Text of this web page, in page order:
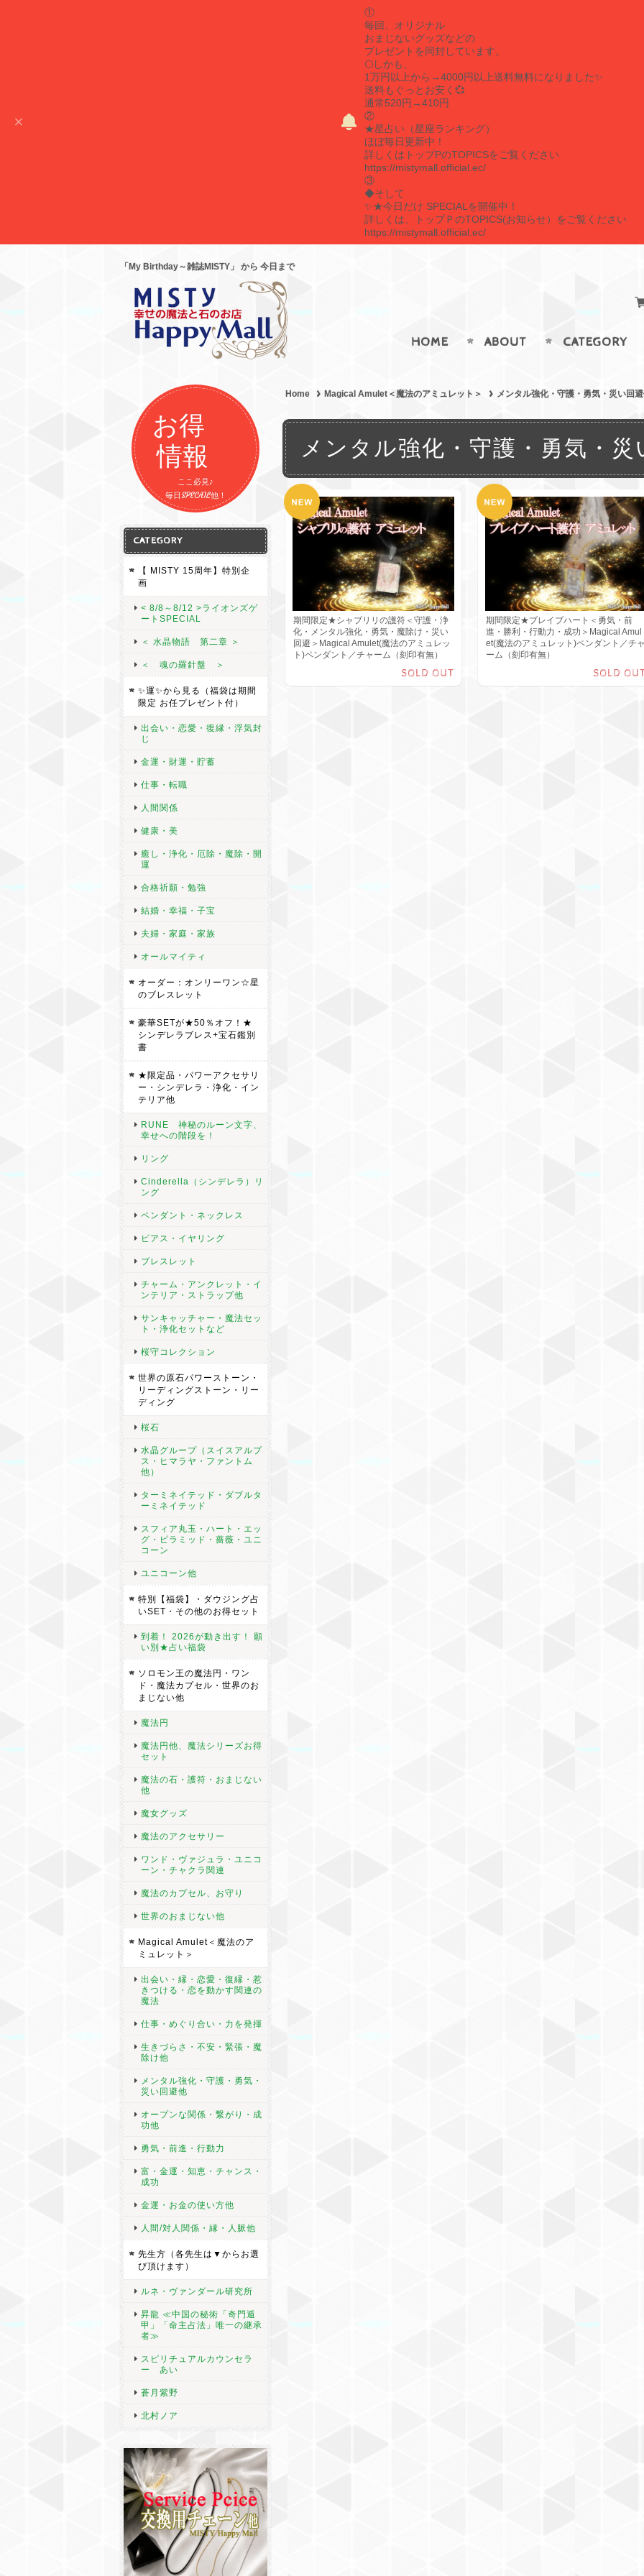
①
毎回、オリジナル
おまじないグッズなどの
プレゼントを同封しています。
🌕しかも、
1万円以上から→4000円以上送料無料になりました✨
送料もぐっとお安く💞
通常520円→410円
②
★星占い（星座ランキング）
ほぼ毎日更新中！
詳しくはトップPのTOPICSをご覧ください
https://mistymall.official.ec/
③
◆そして
✨★今日だけ SPECIALを開催中！
詳しくは、トップＰのTOPICS(お知らせ）をご覧ください
https://mistymall.official.ec/
「My Birthday～雑誌MISTY」 から 今日まで
HOME ABOUT CATEGORY
Home Magical Amulet＜魔法のアミュレット＞ メンタル強化・守護・勇気・災い回
メンタル強化・守護・勇気・災
期間限定★シャブリリの護符＜守護・浄
化・メンタル強化・勇気・魔除け・災い
回避＞Magical Amulet(魔法のアミュレッ
ト)ペンダント／チャーム（刻印有無）
SOLD OUT
期間限定★ブレイブハート＜勇気・前
進・勝利・行動力・成功＞Magical Amul
et(魔法のアミュレット)ペンダント／チ
ーム（刻印有無）
SOLD
お得
情報
ここ必見♪
毎日SPECAIL他！
CATEGORY
【 MISTY 15周年】特別企
画
< 8/8～8/12 >ライオンズゲ
ートSPECIAL
＜ 水晶物語 第二章 ＞
＜ 魂の羅針盤 ＞
✨運✨から見る（福袋は期間
限定 お任プレゼント付）
出会い・恋愛・復縁・浮気封
じ
金運・財運・貯蓄
仕事・転職
人間関係
健康・美
癒し・浄化・厄除・魔除・開
運
合格祈願・勉強
結婚・幸福・子宝
夫婦・家庭・家族
オールマイティ
オーダー：オンリーワン☆星
のブレスレット
豪華SETが★50％オフ！★
シンデレラブレス+宝石鑑別
書
★限定品・パワーアクセサリ
ー・シンデレラ・浄化・イン
テリア他
RUNE 神秘のルーン文字、
幸せへの階段を！
リング
Cinderella（シンデレラ）リ
ング
ペンダント・ネックレス
ピアス・イヤリング
ブレスレット
チャーム・アンクレット・イ
ンテリア・ストラップ他
サンキャッチャー・魔法セッ
ト・浄化セットなど
桜守コレクション
世界の原石パワーストーン・
リーディングストーン・リー
ディング
桜石
水晶グループ（スイスアルプ
ス・ヒマラヤ・ファントム
他）
ターミネイテッド・ダブルタ
ーミネイテッド
スフィア丸玉・ハート・エッ
グ・ピラミッド・薔薇・ユニ
コーン
ユニコーン他
特別【福袋】・ダウジング占
いSET・その他のお得セット
到着！ 2026が動き出す！ 願
い別★占い福袋
ソロモン王の魔法円・ワン
ド・魔法カプセル・世界のお
まじない他
魔法円
魔法円他、魔法シリーズお得
セット
魔法の石・護符・おまじない
他
魔女グッズ
魔法のアクセサリー
ワンド・ヴァジュラ・ユニコ
ーン・チャクラ関連
魔法のカプセル、お守り
世界のおまじない他
Magical Amulet＜魔法のア
ミュレット＞
出会い・縁・恋愛・復縁・惹
きつける・恋を動かす関連の
魔法
仕事・めぐり合い・力を発揮
生きづらさ・不安・緊張・魔
除け他
メンタル強化・守護・勇気・
災い回避他
オープンな関係・繋がり・成
功他
勇気・前進・行動力
富・金運・知恵・チャンス・
成功
金運・お金の使い方他
人間/対人関係・縁・人脈他
先生方（各先生は▼からお選
び頂けます）
ルネ・ヴァンダール研究所
昇龍 ≪中国の秘術「奇門遁
甲」「命主占法」唯一の継承
者≫
スピリチュアルカウンセラ
ー あい
蒼月紫野
北村ノア